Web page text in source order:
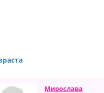
Мирослава